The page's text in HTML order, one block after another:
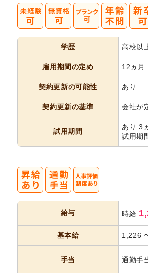
学歴 高校以
雇用期間の定め 12ヵ月
契約更新の可能性 あり
契約更新の基準 会社が
試用期間
あり 3
試用期
給与 時給
基本給 1,226
手当 通勤手